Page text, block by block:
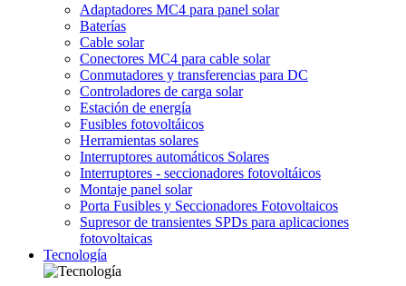
Adaptadores MC4 para panel solar
Baterías
Cable solar
Conectores MC4 para cable solar
Conmutadores y transferencias para DC
Controladores de carga solar
Estación de energía
Fusibles fotovoltáicos
Herramientas solares
Interruptores automáticos Solares
Interruptores - seccionadores fotovoltáicos
Montaje panel solar
Porta Fusibles y Seccionadores Fotovoltaicos
Supresor de transientes SPDs para aplicaciones
fotovoltaicas
Tecnología